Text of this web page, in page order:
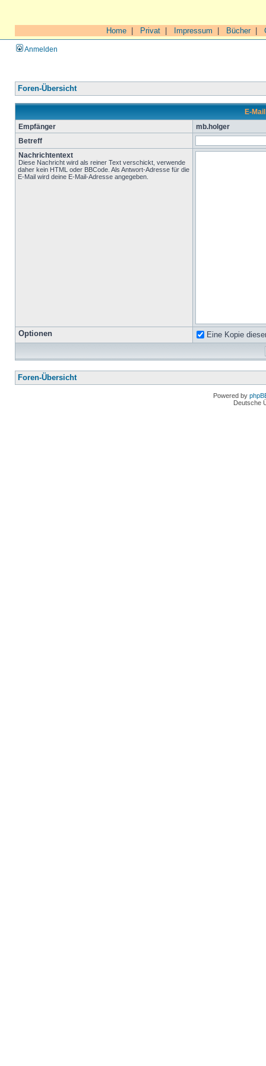
Home Privat Impressum Bücher|
Anmelden
Foren-Übersicht
E-
Empfänger
mb.holger
Betreff
Nachrichtentext
Diese Nachricht wird als reiner Text verschickt, verwende
daher kein HTML oder BBCode. Als Antwort-Adresse für die
E-Mail wird deine E-Mail-Adresse angegeben.
Optionen Eine Kopie
Foren-Übersicht
Powered by
Deutsche